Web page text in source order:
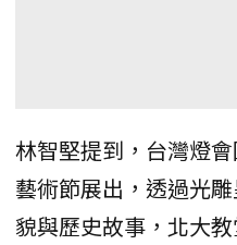
林智堅提到，台灣燈
藝術節展出，透過光
貌與歷史故事，北大